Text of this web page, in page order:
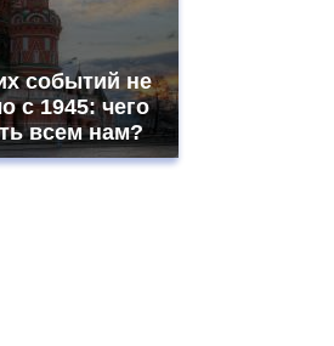
событий не
с 1945: чего
всем нам?